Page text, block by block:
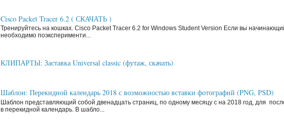
Cisco Packet Tracer 6.2 ( СКАЧАТЬ )
Тренируйтесь на кошках. Cisco Packet Tracer 6.2 for Windows Student Version Если вы
необходимо поэксперименти...
КЛИПАРТЫ: Заставка Universal classic (футаж, скачать)
Шаблон: Перекидной календарь 2018 с возможностью вставки фотографий (PNG, PSD)
Шаблон представляющий собой двенадцать страниц, по одному месяцу с на 2018 год, для
в перекидной календарь. В шабло...